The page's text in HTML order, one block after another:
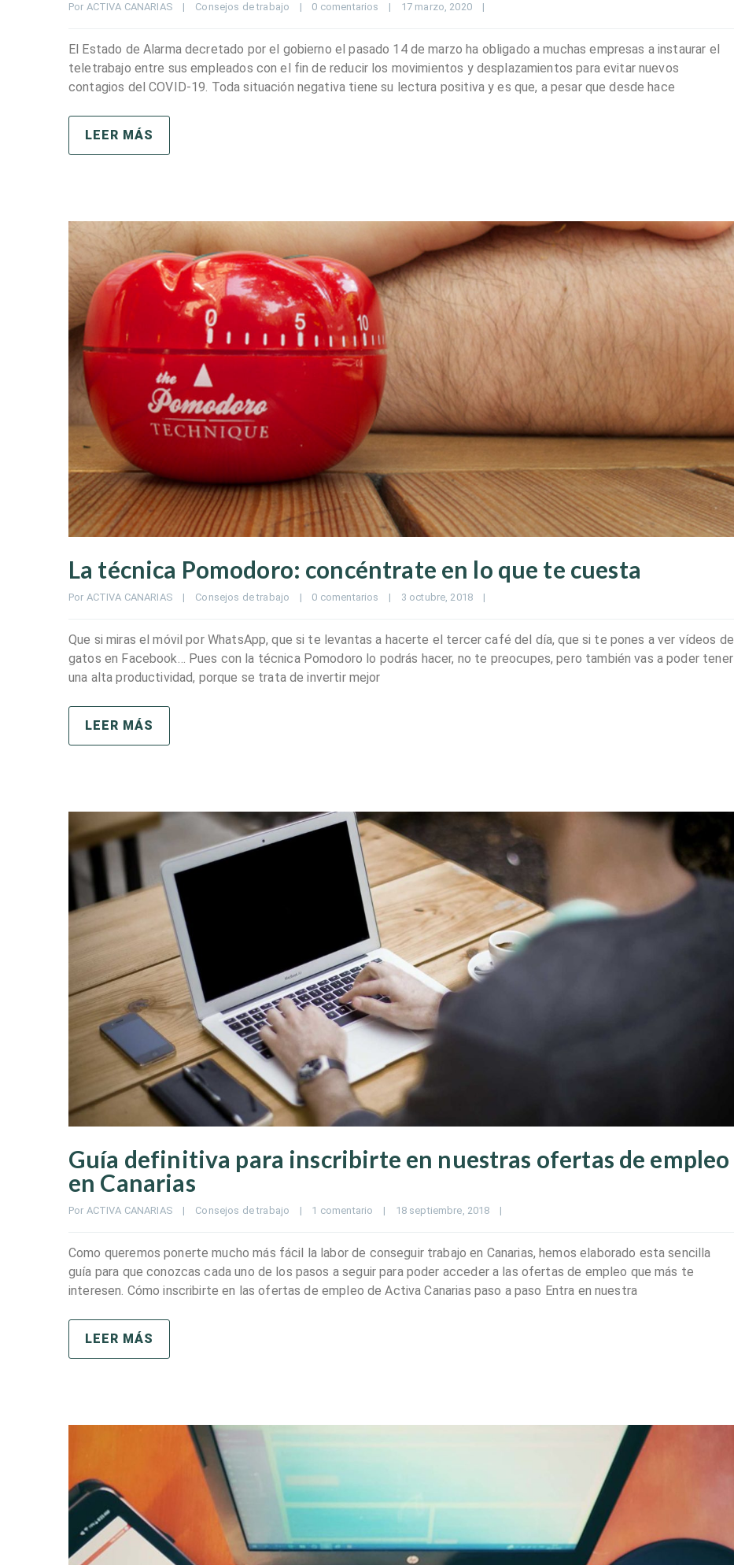
Por ACTIVA CANARIAS | Consejos de trabajo | 0 comentarios | 17 marzo, 2020 |
El Estado de Alarma decretado por el gobierno el pasado 14 de marzo ha obligado a muchas empresas a instaurar el
teletrabajo entre sus empleados con el fin de reducir los movimientos y desplazamientos para evitar nuevos
contagios del COVID-19. Toda situación negativa tiene su lectura positiva y es que, a pesar que desde hace
LEER MÁS
La técnica Pomodoro: concéntrate en lo que te cuesta
Por ACTIVA CANARIAS | Consejos de trabajo | 0 comentarios | 3 octubre, 2018 |
Que si miras el móvil por WhatsApp, que si te levantas a hacerte el tercer café del día, que si te pones a ver vídeos de
gatos en Facebook… Pues con la técnica Pomodoro lo podrás hacer, no te preocupes, pero también vas a poder tener
una alta productividad, porque se trata de invertir mejor
LEER MÁS
Guía definitiva para inscribirte en nuestras ofertas de empleo
en Canarias
Por ACTIVA CANARIAS | Consejos de trabajo | 1 comentario | 18 septiembre, 2018 |
Como queremos ponerte mucho más fácil la labor de conseguir trabajo en Canarias, hemos elaborado esta sencilla
guía para que conozcas cada uno de los pasos a seguir para poder acceder a las ofertas de empleo que más te
interesen. Cómo inscribirte en las ofertas de empleo de Activa Canarias paso a paso Entra en nuestra
LEER MÁS